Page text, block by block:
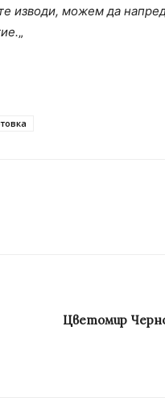
изводи, можем да
„
Цветомир